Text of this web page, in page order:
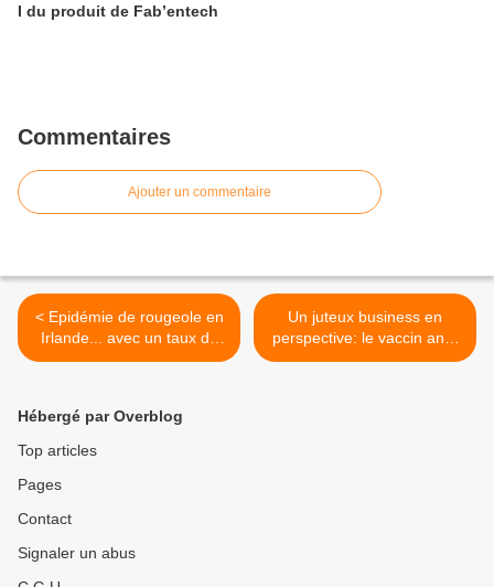
I du produit de Fab’entech
Commentaires
Ajouter un commentaire
< Epidémie de rougeole en
Irlande... avec un taux de
vaccination de 86%!
Un juteux business en
perspective: le vaccin anti-
obésité >
Hébergé par Overblog
Top articles
Pages
Contact
Signaler un abus